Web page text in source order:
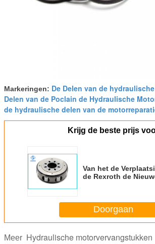
Markeringen: De Delen van de
Delen van de Poclain de Hydraulische
de hydraulische delen van de
Krijg de beste prijs
Van het de
de Rexroth de
Wiel/
Doorgaan
Meer Hydraulische motorvervangstukken